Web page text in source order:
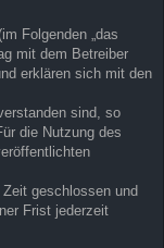
Folgenden „das
mit dem Betreiber
erklären sich mit den
sind, so
die Nutzung des
geschlossen und
Frist jederzeit